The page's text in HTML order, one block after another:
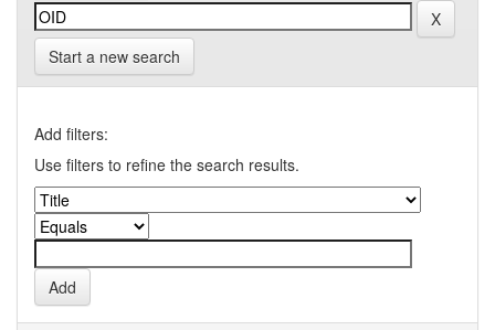
Start a new search
Add filters:
Use filters to refine the search results.